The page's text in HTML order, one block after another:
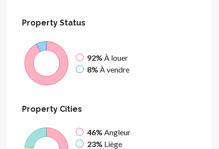
Property Status
92% À louer
8% À vendre
Property Cities
46% Angleur
23% Liège